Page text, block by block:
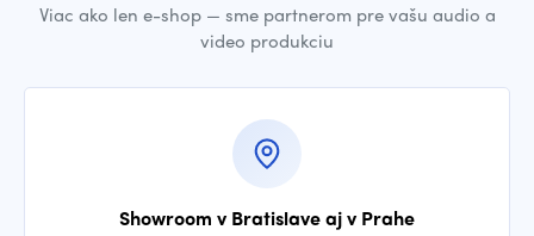
Viac ako len e-shop — sme partnerom pre vašu audio a
video produkciu
Showroom v Bratislave aj v Prahe